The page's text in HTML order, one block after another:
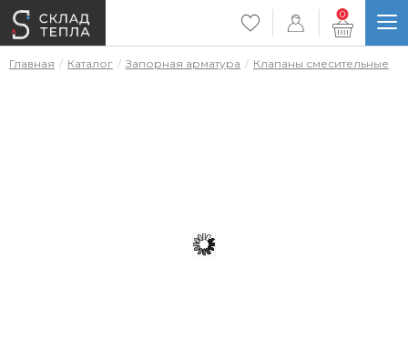
0
Главная Каталог Запорная арматура Клапаны смесительные